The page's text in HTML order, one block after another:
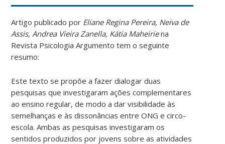
Artigo publicado por Eliane Regina Pereira, Neiva de
Assis, Andrea Vieira Zanella, Kátia Maheirie na
Revista Psicologia Argumento tem o seguinte
resumo:
Este texto se propõe a fazer dialogar duas
pesquisas que investigaram ações complementares
ao ensino regular, de modo a dar visibilidade às
semelhanças e às dissonâncias entre ONG e circo-
escola. Ambas as pesquisas investigaram os
sentidos produzidos por jovens sobre as atividades